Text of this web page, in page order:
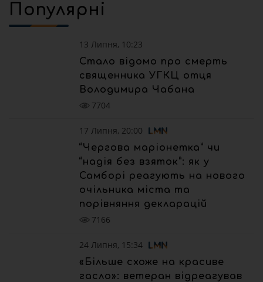
Популярні
13 Липня, 10:23
Стало відомо про смерть
священника УГКЦ отця
Володимира Чабана
7704
17 Липня, 20:00
“Чергова маріонетка” чи
“надія без взяток”: як у
Самборі реагують на нового
очільника міста та
порівняння декларацій
7166
24 Липня, 15:34
«Більше схоже на красиве
гасло»: ветеран відреагував